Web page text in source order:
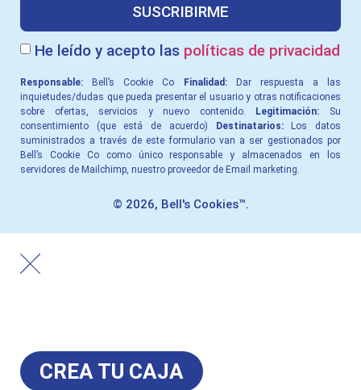
He leído y acepto las políticas de privacidad
SUSCRIBIRME
Responsable: Bell’s Cookie Co Finalidad:Dar respuesta a las
inquietudes/dudas que pueda presentar el usuario y otras notiﬁcaciones
sobre ofertas, servicios y nuevo contenido.
Legitimación: Su
consentimiento (que está de acuerdo) Destinatarios:Los datos
suministrados a través de este formulario van a ser gestionados por
Bell’s Cookie Co como único responsable y almacenados en los
servidores de Mailchimp, nuestro proveedor de Email marketing.
© 2026, Bell's Cookies™.
CREA TU CAJA